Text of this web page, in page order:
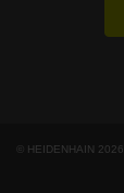
© HEIDENHAIN 2026